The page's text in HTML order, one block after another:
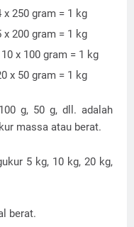
250 gram = 1 kg
200 gram = 1 kg
x 100 gram = 1 kg
x 50 gram = 1 kg
g, 50 g, dll. adalah
massa atau berat.
5 kg, 10 kg, 20 kg,
berat.